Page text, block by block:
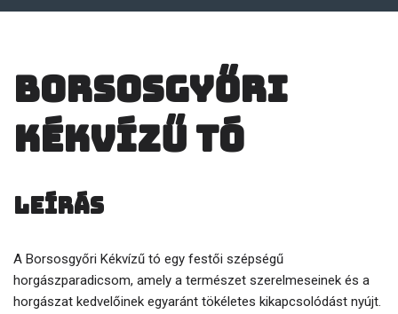
Borsosgyőri
Kékvízű tó
Leírás
A Borsosgyőri Kékvízű tó egy festői szépségű
horgászparadicsom, amely a természet szerelmeseinek és a
horgászat kedvelőinek egyaránt tökéletes kikapcsolódást nyújt.